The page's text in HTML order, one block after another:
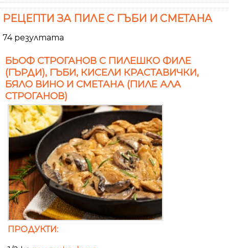
РЕЦЕПТИ ЗА ПИЛЕ С ГЪБИ И СМЕТАНА
74 резултата
БЬОФ СТРОГАНОВ С ПИЛЕШКО ФИЛЕ
(ГЪРДИ), ГЪБИ, КИСЕЛИ КРАСТАВИЧКИ,
БЯЛО ВИНО И СМЕТАНА (ПИЛЕ АЛА
СТРОГАНОВ)
ПРОДУКТИ: